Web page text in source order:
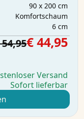
90 x 200 cm
Komfortschaum
6 cm
€ 44,95
Versand
Sofort lieferbar